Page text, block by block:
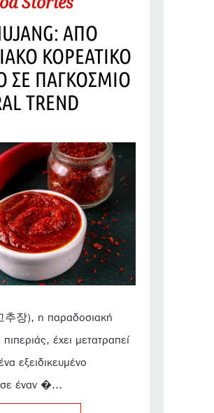
ΑΠΟ
ΚΟΡΕΑΤΙΚΟ
ΣΕ ΠΑΓΚΟΣΜΙΟ
TREND
추장), η παραδοσιακή
έχει μετατραπεί
εξειδικευμένο
σε έναν �...